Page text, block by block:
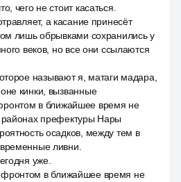
чего не стоит касаться.
а касание принесёт
лишь обрывками сохранились у
веков, но все они ссылаются
называют я, матаги мадара,
кинки, вызванные
в ближайшее время не
районах префектуры Нары
осадков, между тем в
ливни.
уже.
в ближайшее время не